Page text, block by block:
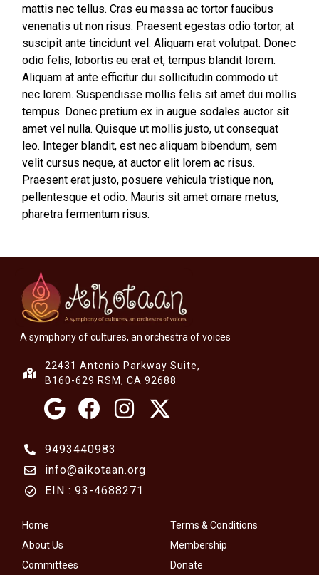
mattis nec tellus. Cras eu massa ac tortor faucibus
venenatis ut non risus. Praesent egestas odio tortor, at
suscipit ante tincidunt vel. Aliquam erat volutpat. Donec
odio felis, lobortis eu erat et, tempus blandit lorem.
Aliquam at ante efficitur dui sollicitudin commodo ut
nec lorem. Suspendisse mollis felis sit amet dui mollis
tempus. Donec pretium ex in augue sodales auctor sit
amet vel nulla. Quisque ut mollis justo, ut consequat
leo. Integer blandit, est nec aliquam bibendum, sem
velit cursus neque, at auctor elit lorem ac risus.
Praesent erat justo, posuere vehicula tristique non,
pellentesque et odio. Mauris sit amet ornare metus,
pharetra fermentum risus.
A symphony of cultures, an orchestra of voices
22431 Antonio Parkway Suite,
B160-629 RSM, CA 92688
9493440983
info@aikotaan.org
EIN : 93-4688271
Home
About Us
Committees
Terms & Conditions
Membership
Donate